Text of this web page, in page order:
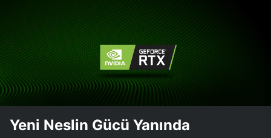
Yeni Neslin Gücü Yanında